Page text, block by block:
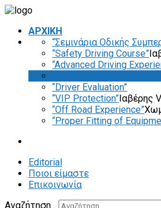
ΑΡΧΙΚΗ
“Σεμινάρια Οδικής
“Safety Driving Course”
“Advanced Driving
“Driver Evaluation”
“VIP Protection”Ιαβέρης
“Off Road Experience”
“Proper Fitting of
Editorial
Ποιοι είμαστε
Επικοινωνία
Αναζήτηση...